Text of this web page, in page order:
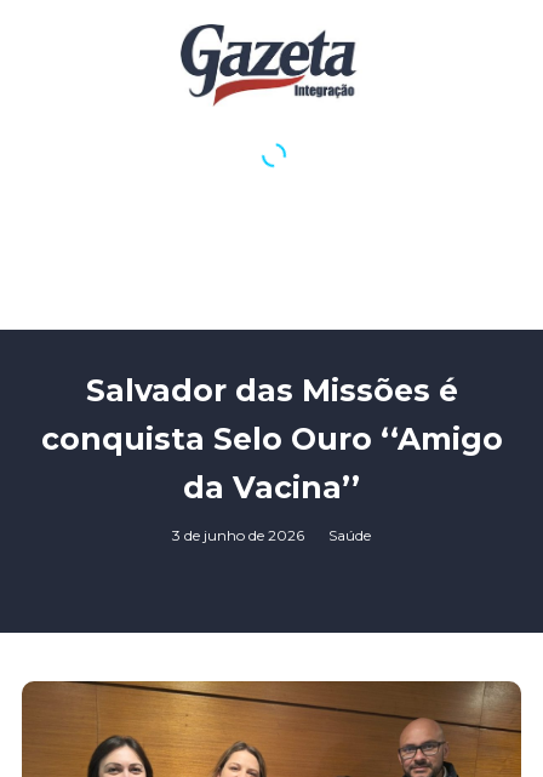
Salvador das Missões é
conquista Selo Ouro ‘‘Amigo
da Vacina’’
3 de junho de 2026 Saúde